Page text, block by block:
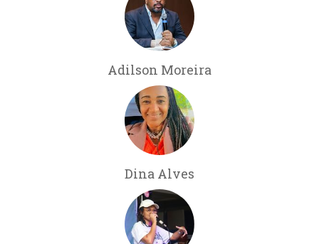
Adilson Moreira
Dina Alves